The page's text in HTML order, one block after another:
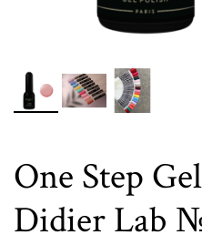
One Step
Didier Lab